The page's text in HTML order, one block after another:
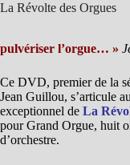
La Révolte des Orgues
pulvériser l’orgue… »
Ce DVD, premier de la
Jean Guillou, s’articule
exceptionnel de La
pour Grand Orgue, huit
d’orchestre.